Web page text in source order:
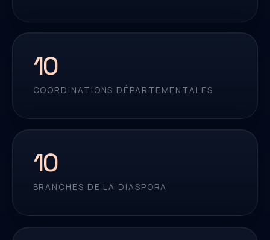
10
COORDINATIONS DÉPARTEMENTALES
10
BRANCHES DE LA DIASPORA